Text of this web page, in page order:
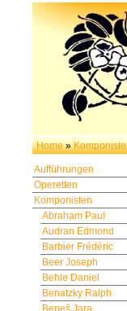
Home »
Aufführungen
Operetten
Komponisten
Abraham Paul
Audran Edmond
Barbier Frédéric
Beer Joseph
Behle Daniel
Benatzky Ralph
Beneš Jara